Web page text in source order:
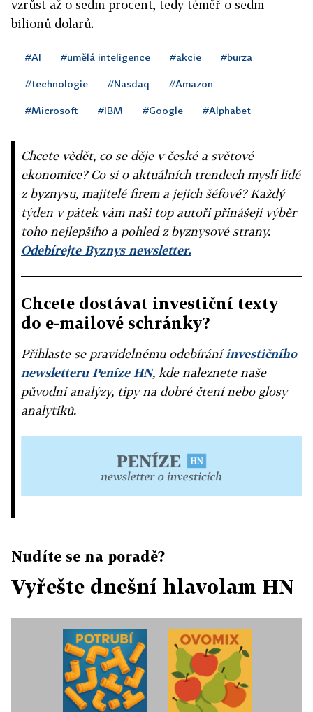
vzrůst až o sedm procent, tedy téměř o sedm
bilionů dolarů.
#AI #umělá inteligence #akcie #burza
#technologie #Nasdaq #Amazon
#Microsoft #IBM #Google #Alphabet
Chcete vědět, co se děje v české a světové
ekonomice? Co si o aktuálních trendech myslí lidé
z byznysu, majitelé firem a jejich šéfové? Každý
týden v pátek vám naši top autoři přinášejí výběr
toho nejlepšího a pohled z byznysové strany.
Odebírejte Byznys newsletter.
Chcete dostávat investiční texty
do e-mailové schránky?
Přihlaste se pravidelnému odebíráníinvestičního
newsletteru Peníze HN, kde naleznete naše
původní analýzy, tipy na dobré čtení nebo glosy
analytiků.
Nudíte se na poradě?
Vyřešte dnešní hlavolam HN